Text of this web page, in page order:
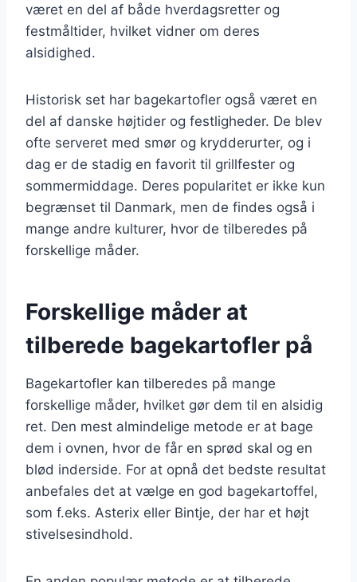
været en del af både hverdagsretter og
festmåltider, hvilket vidner om deres
alsidighed.
Historisk set har bagekartofler også været en
del af danske højtider og festligheder. De blev
ofte serveret med smør og krydderurter, og i
dag er de stadig en favorit til grillfester og
sommermiddage. Deres popularitet er ikke kun
begrænset til Danmark, men de findes også i
mange andre kulturer, hvor de tilberedes på
forskellige måder.
Forskellige måder at
tilberede bagekartofler på
Bagekartofler kan tilberedes på mange
forskellige måder, hvilket gør dem til en alsidig
ret. Den mest almindelige metode er at bage
dem i ovnen, hvor de får en sprød skal og en
blød inderside. For at opnå det bedste resultat
anbefales det at vælge en god bagekartoffel,
som f.eks. Asterix eller Bintje, der har et højt
stivelsesindhold.